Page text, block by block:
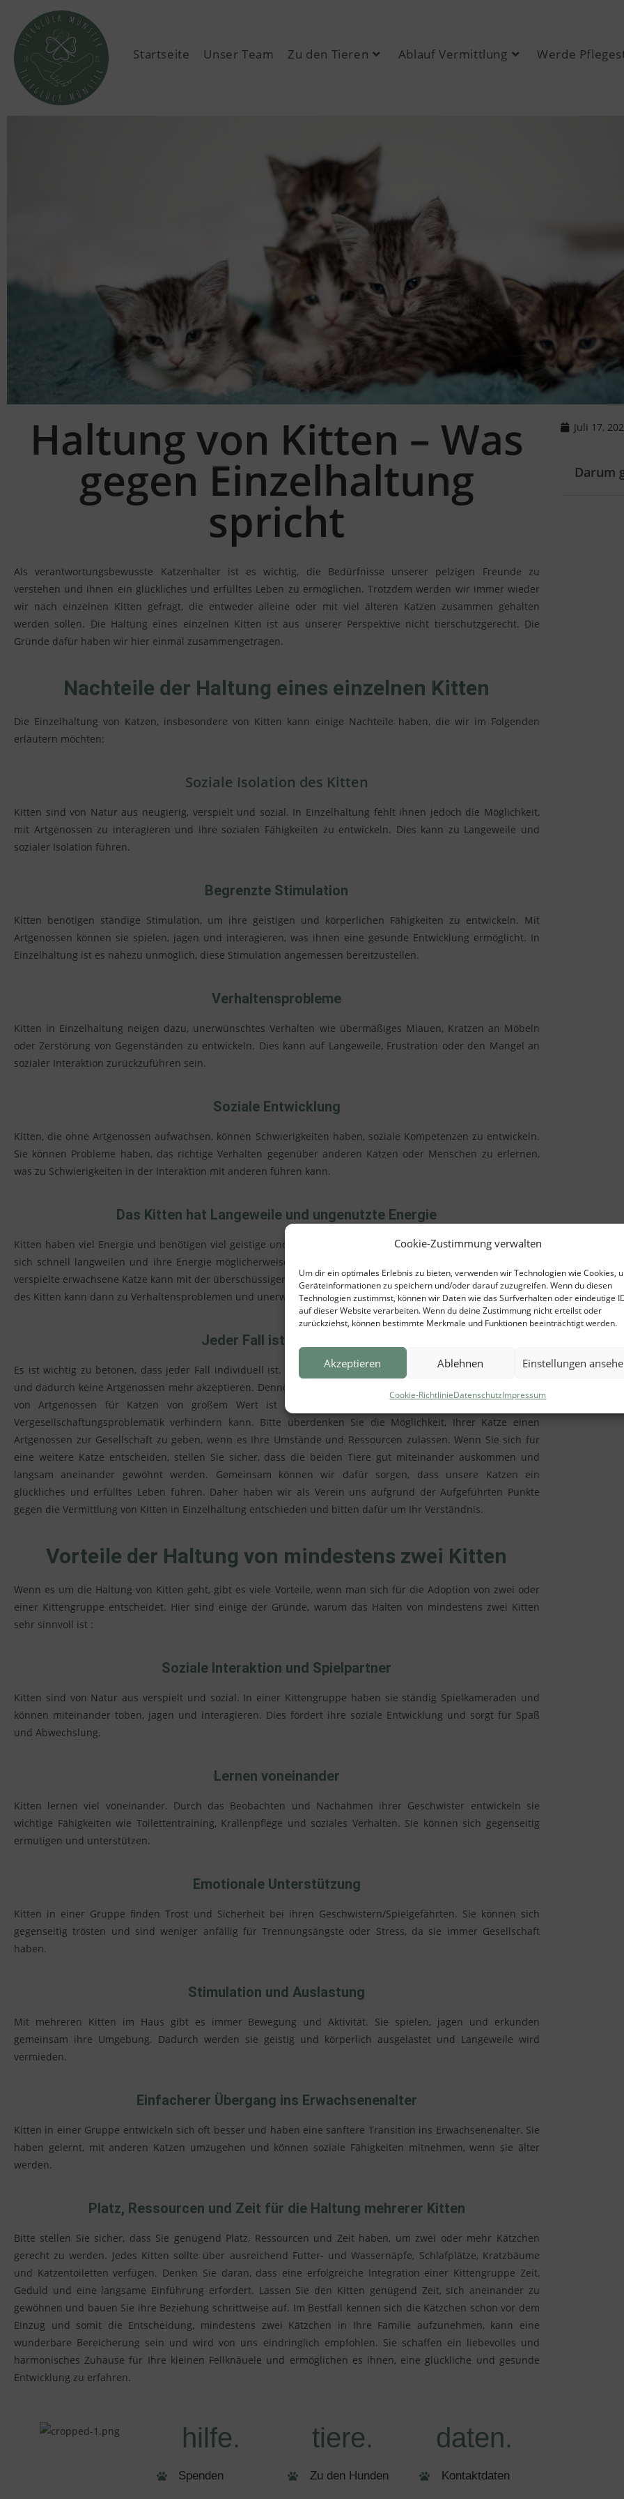
Cookie-Zustimmung verwalten
Um dir ein optimales Erlebnis zu bieten, verwenden wir Technologien wie Cookies,
Geräteinformationen zu speichern und/oder darauf zuzugreifen. Wenn du diesen
Technologien zustimmst, können wir Daten wie das Surfverhalten oder eindeutige
auf dieser Website verarbeiten. Wenn du deine Zustimmung nicht erteilst oder
zurückziehst, können bestimmte Merkmale und Funktionen beeinträchtigt werden.
Akzeptieren Ablehnen Einstellungen
Cookie-RichtlinieDatenschutzImpressum
Startseite Unser Team Zu den Tieren Ablauf Vermittlung Werde
Haltung von Kitten – Was
gegen Einzelhaltung
spricht
Als verantwortungsbewusste Katzenhalter ist es wichtig, die Bedürfnisse unserer pelzigen Freunde zu
verstehen und ihnen ein glückliches und erfülltes Leben zu ermöglichen. Trotzdem werden wir immer wieder
wir nach einzelnen Kitten gefragt, die entweder alleine oder mit viel älteren Katzen zusammen gehalten
werden sollen. Die Haltung eines einzelnen Kitten ist aus unserer Perspektive nicht tierschutzgerecht. Die
Gründe dafür haben wir hier einmal zusammengetragen.
Nachteile der Haltung eines einzelnen Kitten
Die Einzelhaltung von Katzen, insbesondere von Kitten kann einige Nachteile haben, die wir im Folgenden
erläutern möchten:
Soziale Isolation des Kitten
Kitten sind von Natur aus neugierig, verspielt und sozial. In Einzelhaltung fehlt ihnen jedoch die Möglichkeit,
mit Artgenossen zu interagieren und ihre sozialen Fähigkeiten zu entwickeln. Dies kann zu Langeweile und
sozialer Isolation führen.
Begrenzte Stimulation
Kitten benötigen ständige Stimulation, um ihre geistigen und körperlichen Fähigkeiten zu entwickeln. Mit
Artgenossen können sie spielen, jagen und interagieren, was ihnen eine gesunde Entwicklung ermöglicht. In
Einzelhaltung ist es nahezu unmöglich, diese Stimulation angemessen bereitzustellen.
Verhaltensprobleme
Kitten in Einzelhaltung neigen dazu, unerwünschtes Verhalten wie übermäßiges Miauen, Kratzen an Möbeln
oder Zerstörung von Gegenständen zu entwickeln. Dies kann auf Langeweile, Frustration oder den Mangel an
sozialer Interaktion zurückzuführen sein.
Soziale Entwicklung
Kitten, die ohne Artgenossen aufwachsen, können Schwierigkeiten haben, soziale Kompetenzen zu entwickeln.
Sie können Probleme haben, das richtige Verhalten gegenüber anderen Katzen oder Menschen zu erlernen,
was zu Schwierigkeiten in der Interaktion mit anderen führen kann.
Das Kitten hat Langeweile und ungenutzte Energie
Kitten haben viel Energie und benötigen viel geistige und körperliche Stimulation. In Einzelhaltung können sie
sich schnell langweilen und ihre Energie möglicherweise nicht ausreichend abbauen. Selbst eine junge und
verspielte erwachsene Katze kann mit der überschüssigen Energie eines Kitten nichts anfangen. Die Langeweile
des Kitten kann dann zu Verhaltensproblemen und unerwünschtem Verhalten führen.
Jeder Fall ist individuell
Es ist wichtig zu betonen, dass jeder Fall individuell ist. Es gibt Katzen die bereits zu lange Zeit allein waren,
und dadurch keine Artgenossen mehr akzeptieren. Dennoch sollten wir immer bedenken, dass die Gesellschaft
von Artgenossen für Katzen von großem Wert ist und frühzeitige Zusammenführungen eine solche
Vergesellschaftungsproblematik verhindern kann. Bitte überdenken Sie die Möglichkeit, Ihrer Katze einen
Artgenossen zur Gesellschaft zu geben, wenn es Ihre Umstände und Ressourcen zulassen. Wenn Sie sich für
eine weitere Katze entscheiden, stellen Sie sicher, dass die beiden Tiere gut miteinander auskommen und
langsam aneinander gewöhnt werden. Gemeinsam können wir dafür sorgen, dass unsere Katzen ein
glückliches und erfülltes Leben führen. Daher haben wir als Verein uns aufgrund der Aufgeführten Punkte
gegen die Vermittlung von Kitten in Einzelhaltung entschieden und bitten dafür um Ihr Verständnis.
Vorteile der Haltung von mindestens zwei Kitten
Wenn es um die Haltung von Kitten geht, gibt es viele Vorteile, wenn man sich für die Adoption von zwei oder
einer Kittengruppe entscheidet. Hier sind einige der Gründe, warum das Halten von mindestens zwei Kitten
sehr sinnvoll ist :
Soziale Interaktion und Spielpartner
Kitten sind von Natur aus verspielt und sozial. In einer Kittengruppe haben sie ständig Spielkameraden und
können miteinander toben, jagen und interagieren. Dies fördert ihre soziale Entwicklung und sorgt für Spaß
und Abwechslung.
Lernen voneinander
Kitten lernen viel voneinander. Durch das Beobachten und Nachahmen ihrer Geschwister entwickeln sie
wichtige Fähigkeiten wie Toilettentraining, Krallenpflege und soziales Verhalten. Sie können sich gegenseitig
ermutigen und unterstützen.
Emotionale Unterstützung
Kitten in einer Gruppe finden Trost und Sicherheit bei ihren Geschwistern/Spielgefährten. Sie können sich
gegenseitig trösten und sind weniger anfällig für Trennungsängste oder Stress, da sie immer Gesellschaft
haben.
Stimulation und Auslastung
Mit mehreren Kitten im Haus gibt es immer Bewegung undAktivität. Sie spielen, jagen und erkunden
gemeinsam ihre Umgebung. Dadurch werden sie geistig und körperlich ausgelastet und Langeweile wird
vermieden.
Einfacherer Übergang ins Erwachsenenalter
Kitten in einer Gruppe entwickeln sich oft besser und haben eine sanftere Transition ins Erwachsenenalter. Sie
haben gelernt, mit anderen Katzen umzugehen und können soziale Fähigkeiten mitnehmen, wenn sie älter
werden.
Platz, Ressourcen und Zeit für die Haltung mehrerer Kitten
Bitte stellen Sie sicher, dass Sie genügend Platz, Ressourcen und Zeit haben, um zwei oder mehr Kätzchen
gerecht zu werden. Jedes Kitten sollte über ausreichend Futter- und Wassernäpfe, Schlafplätze, Kratzbäume
und Katzentoiletten verfügen. Denken Sie daran, dass eine erfolgreiche Integration einer Kittengruppe Zeit,
Geduld und eine langsame Einführung erfordert. Lassen Sie den Kitten genügend Zeit, sich aneinander zu
gewöhnen und bauen Sie ihre Beziehung schrittweise auf. Im Bestfall kennen sich die Kätzchen schon vor dem
Einzug und somit die Entscheidung, mindestens zwei Kätzchen in Ihre Familie aufzunehmen, kann eine
wunderbare Bereicherung sein und wird von uns eindringlich empfohlen. Sie schaffen ein liebevolles und
harmonisches Zuhause für Ihre kleinen Fellknäuele und ermöglichen es ihnen, eine glückliche und gesunde
Entwicklung zu erfahren.
hilfe.
Spenden
tiere.
Zu den Hunden
daten.
Kontaktdaten
Juli 17,
Darum